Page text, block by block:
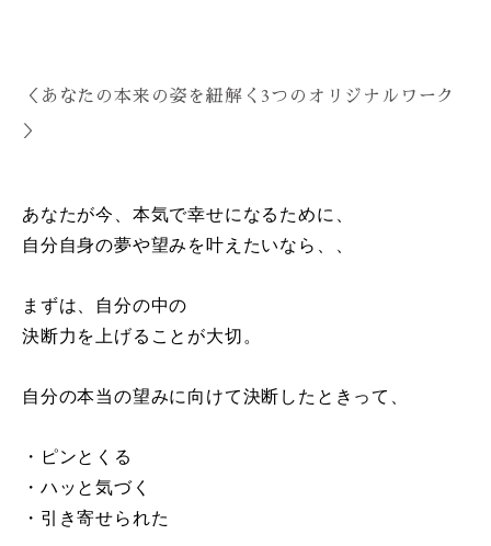
＜あなたの本来の姿を紐解く3つのオリジナルワーク
＞
あなたが今、本気で幸せになるために、
自分自身の夢や望みを叶えたいなら、、
まずは、自分の中の
決断力を上げることが大切。
自分の本当の望みに向けて決断したときって、
・ピンとくる
・ハッと気づく
・引き寄せられた